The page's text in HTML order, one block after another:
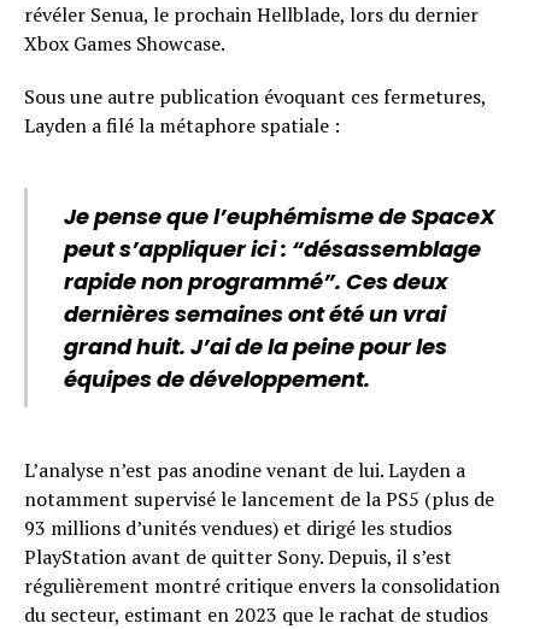
révéler Senua, le prochain Hellblade, lors du dernier
Xbox Games Showcase.
Sous une autre publication évoquant ces fermetures,
Layden a filé la métaphore spatiale :
Je pense que l’euphémisme de SpaceX
peut s’appliquer ici : “désassemblage
rapide non programmé”. Ces deux
dernières semaines ont été un vrai
grand huit. J’ai de la peine pour les
équipes de développement.
L’analyse n’est pas anodine venant de lui. Layden a
notamment supervisé le lancement de la PS5 (plus de
93 millions d’unités vendues) et dirigé les studios
PlayStation avant de quitter Sony. Depuis, il s’est
régulièrement montré critique envers la consolidation
du secteur, estimant en 2023 que le rachat de studios